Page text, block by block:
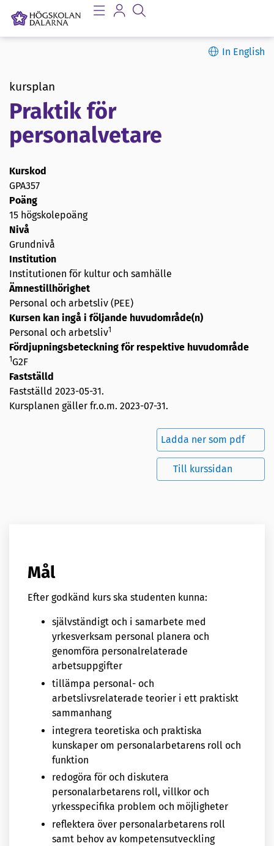
In English
kursplan
Praktik för
personalvetare
Kurskod
GPA357
Poäng
15 högskolepoäng
Nivå
Grundnivå
Institution
Institutionen för kultur och samhälle
Ämnestillhörighet
Personal och arbetsliv (PEE)
Kursen kan ingå i följande huvudområde(n)
Personal och arbetsliv1
Fördjupningsbeteckning för respektive huvudområde
1G2F
Fastställd
Fastställd 2023-05-31.
Kursplanen gäller fr.o.m. 2023-07-31.
Ladda ner som pdf
Till kurssidan
Mål
Efter godkänd kurs ska studenten kunna:
självständigt och i samarbete med
yrkesverksam personal planera och
genomföra personalrelaterade
arbetsuppgifter
tillämpa personal- och
arbetslivsrelaterade teorier i ett praktiskt
sammanhang
integrera teoretiska och praktiska
kunskaper om personalarbetarens roll och
funktion
redogöra för och diskutera
personalarbetarens roll, villkor och
yrkesspecifika problem och möjligheter
reflektera över personalarbetarens roll
samt behov av kompetensutveckling